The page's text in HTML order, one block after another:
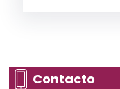
Contacto